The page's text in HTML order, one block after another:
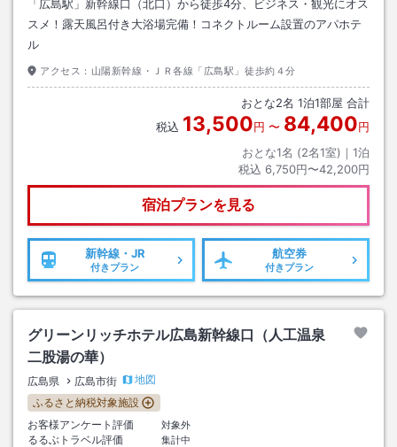
「広島駅」新幹線口（北口）から徒歩4分、ビジネス・観光にオス
スメ！露天風呂付き大浴場完備！コネクトルーム設置のアパホテ
ル
アクセス： 山陽新幹線・ＪＲ各線「広島駅」徒歩約４分
おとな2名 1泊1部屋 合計
税込 13,500円 〜 84,400円
おとな1名 (2名1室)｜ 1泊
税込 6,750円〜42,200円
宿泊プランを見る
新幹線・JR
付きプラン
航空券
付きプラン
グリーンリッチホテル広島新幹線口（人工温泉
二股湯の華）
広島県 広島市街
地図
ふるさと納税対象施設
お客様アンケート評価
対象外
るるぶトラベル評価
集計中